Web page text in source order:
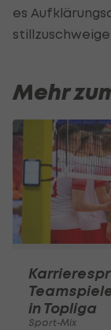
es
Mehr
in Topliga
Sport-Mix